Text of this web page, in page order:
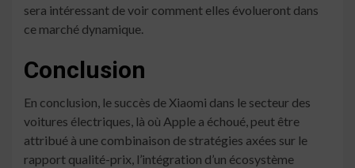
sera intéressant de voir comment elles évolueront dans
ce marché dynamique.
Conclusion
En conclusion, le succès de Xiaomi dans le secteur des
voitures électriques, là où Apple a échoué, peut être
attribué à une combinaison de stratégies axées sur le
rapport qualité-prix, l’intégration d’un écosystème